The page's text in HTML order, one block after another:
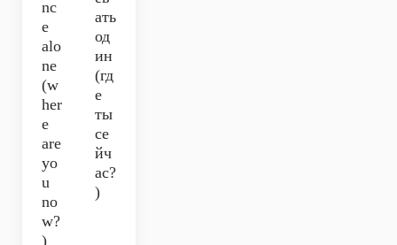
nc
e
alo
ne
(w
her
e
are
yo
u
no
w?
)
ать
од
ин
(гд
е
ты
се
йч
ас?
)